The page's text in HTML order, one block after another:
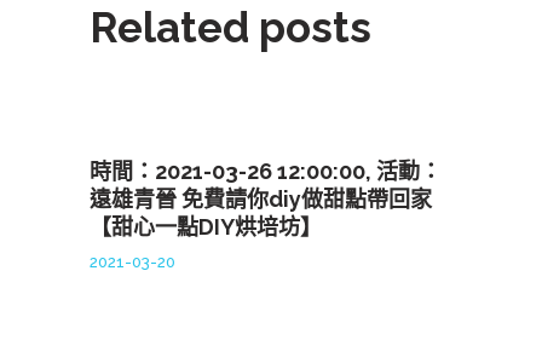
Related posts
時間：2021-03-26 12:00:00, 活動：
遠雄青晉 免費請你diy做甜點帶回家
【甜心一點DIY烘培坊】
2021-03-20